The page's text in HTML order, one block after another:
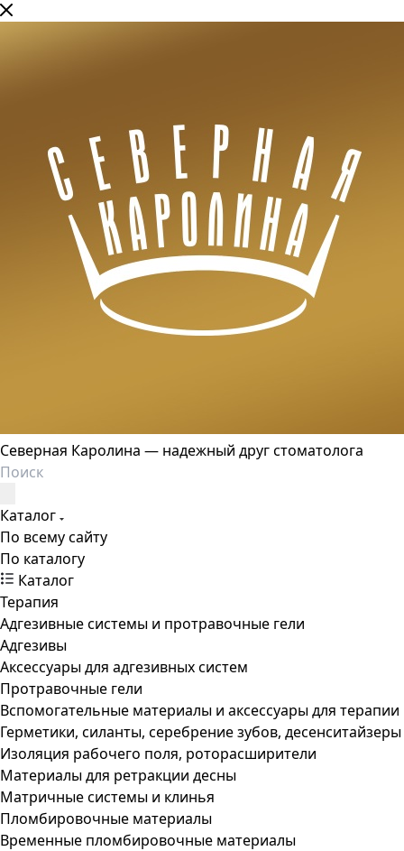
Северная Каролина — надежный друг стоматолога
Каталог
По всему сайту
По каталогу
Каталог
Терапия
Адгезивные системы и протравочные гели
Адгезивы
Аксессуары для адгезивных систем
Протравочные гели
Вспомогательные материалы и аксессуары для терапии
Герметики, силанты, серебрение зубов, десенситайзеры
Изоляция рабочего поля, роторасширители
Материалы для ретракции десны
Матричные системы и клинья
Пломбировочные материалы
Временные пломбировочные материалы